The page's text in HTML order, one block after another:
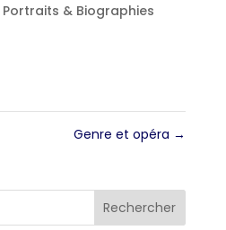
Portraits & Biographies
Genre et opéra →